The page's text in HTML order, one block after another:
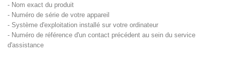
- Nom exact du produit
- Numéro de série de votre appareil
- Système d'exploitation installé sur votre ordinateur
- Numéro de référence d'un contact précédent au sein du service
d'assistance